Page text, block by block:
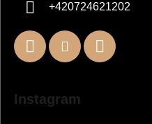
+420724621202
Instagram